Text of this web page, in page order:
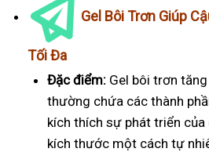
Gel Bôi Trơn Giúp
Tối Đa
Đặc điểm: Gel bôi trơn
thường chứa các thành
kích thích sự phát triển
kích thước một cách tự